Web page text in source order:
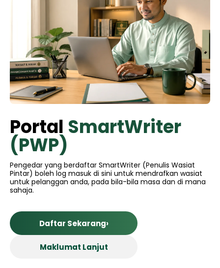
Portal SmartWriter
(PWP)
Pengedar yang berdaftar SmartWriter (Penulis Wasiat
Pintar) boleh log masuk di sini untuk mendrafkan wasiat
untuk pelanggan anda, pada bila-bila masa dan di mana
sahaja.
Daftar Sekarang›
Maklumat Lanjut